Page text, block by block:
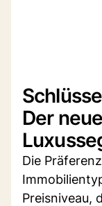
Der
Die
Preisniveau,